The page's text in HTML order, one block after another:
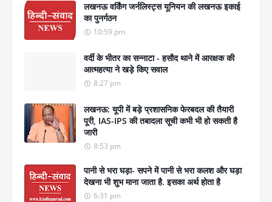
लखनऊ वर्किंग जर्नलिस्ट्स यूनियन की लखनऊ इकाई
का पुनर्गठन
10:59 pm
वर्दी के भीतर का सन्नाटा - हसौद थाने में आरक्षक की
आत्महत्या ने खड़े किए सवाल
8:27 pm
लखनऊ: यूपी में बड़े प्रशासनिक फेरबदल की तैयारी
पूरी, IAS-IPS की तबादला सूची कभी भी हो सकती है
जारी
8:53 pm
पानी से भरा घड़ा- सपने में पानी से भरा कलश और घड़ा
देखना भी शुभ माना जाता है. इसका अर्थ होता है
6:31 pm